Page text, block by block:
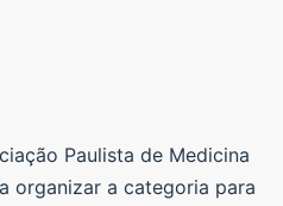
Paulista de Medicina
organizar a categoria para